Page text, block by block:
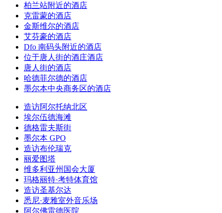
柏兰站附近的酒店
克雷蒙的酒店
金斯维尔的酒店
艾芬豪的酒店
Dfo 南码头附近的酒店
位于唐人街的酒庄酒店
唐人街的酒店
哈德菲尔德的酒店
墨尔本中央商务区的酒店
造访阿尔托纳北区
埃尔伍德海滩
德格雷夫斯街
墨尔本 GPO
造访布伦瑞克
丽爱图塔
维多利亚州国会大厦
玛格丽特·考特体育馆
造访圣基尔达
悉尼·麦雅室外音乐场
阿尔佛雷德医院